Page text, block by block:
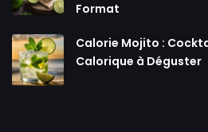
Format
Calorie Mojito :
Calorique à Déguster